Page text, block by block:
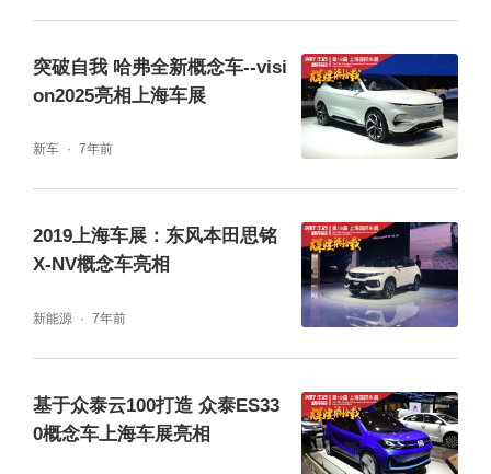
凭借“大电池+闪充”王牌组合，海洋8系插混版
拥有400kmCLTC纯电续航，日常通勤，一周
一充；长途远行，闪充兜底！EV版CLTC续航
里程900km，行业断层领先，跨省出行、一充
直达，摆脱续航焦虑。此外，8系双旗舰还搭
载百万豪车同款后轮转向技术、云辇-A等比亚
突破自我 哈弗全新概念车--visi
on2025亮相上海车展
新车 7年前
2019上海车展：东风本田思铭
X-NV概念车亮相
新能源 7年前
基于众泰云100打造 众泰ES33
0概念车上海车展亮相